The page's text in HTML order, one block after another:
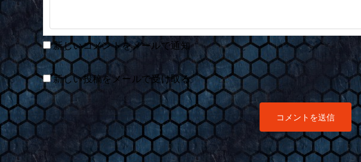
新しいコメントをメールで通知
新しい投稿をメールで受け取る